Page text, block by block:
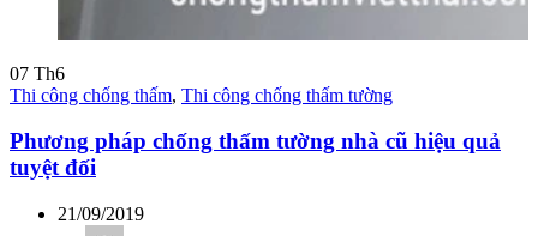
07 Th6
Thi công chống thấm, Thi công chống thấm tường
Phương pháp chống thấm tường nhà cũ hiệu quả
tuyệt đối
21/09/2019